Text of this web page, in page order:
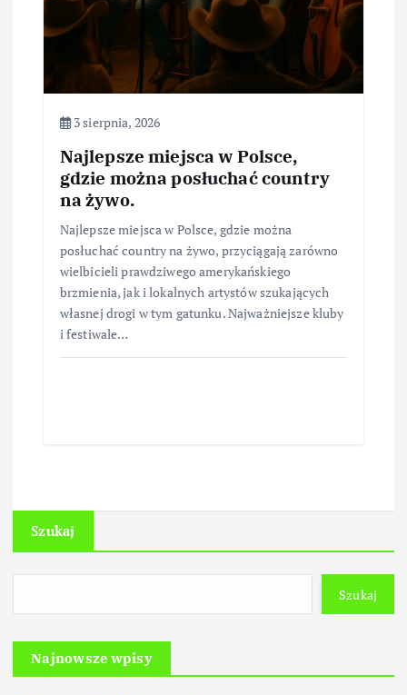
3 sierpnia, 2026
Najlepsze miejsca w Polsce,
gdzie można posłuchać country
na żywo.
Najlepsze miejsca w Polsce, gdzie można
posłuchać country na żywo, przyciągają zarówno
wielbicieli prawdziwego amerykańskiego
brzmienia, jak i lokalnych artystów szukających
własnej drogi w tym gatunku. Najważniejsze kluby
i festiwale…
Szukaj
Szukaj
Najnowsze wpisy